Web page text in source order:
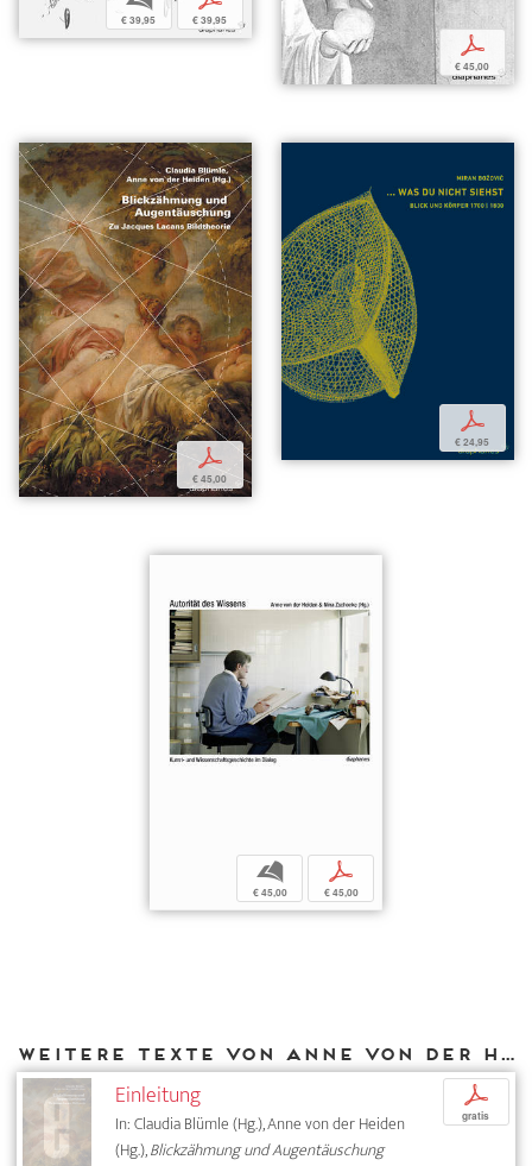
€ 39,95 € 39,95
p
€ 45,00
p
€ 45,00
p
€ 24,95
b
€ 45,00
p
€ 45,00
Weitere Texte von Anne von der Heiden bei DIAPHANES
Einleitung
In: Claudia Blümle (Hg.), Anne von der Heiden
(Hg.),Blickzähmung und Augentäuschung
p
gratis